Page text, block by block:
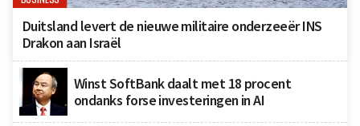
Duitsland levert de nieuwe militaire onderzeeër INS
Drakon aan Israël
Winst SoftBank daalt met 18 procent
ondanks forse investeringen in AI